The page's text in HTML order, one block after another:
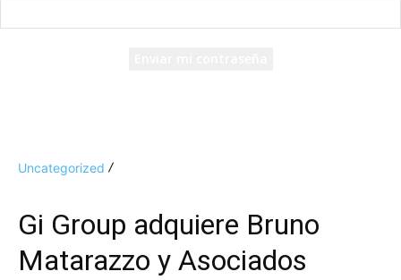
Uncategorized
Gi Group adquiere Bruno
Matarazzo y Asociados